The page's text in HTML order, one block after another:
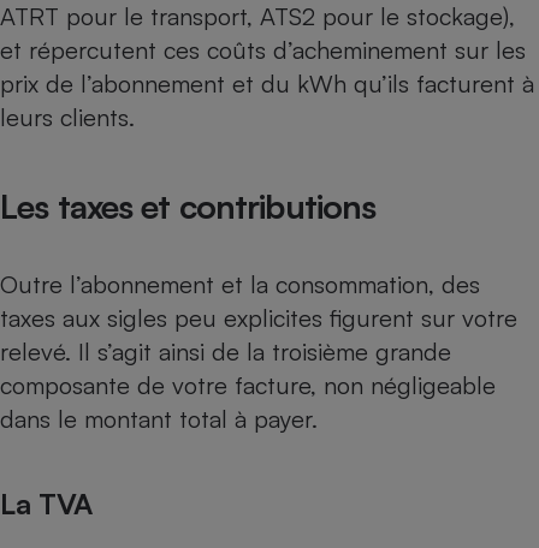
ATRT pour le transport, ATS2 pour le stockage),
et répercutent ces coûts d’acheminement sur les
prix de l’abonnement et du kWh qu’ils facturent à
leurs clients.
Les taxes et contributions
Outre l’abonnement et la consommation, des
taxes aux sigles peu explicites figurent sur votre
relevé. Il s’agit ainsi de la troisième grande
composante de votre facture, non négligeable
dans le montant total à payer.
La TVA